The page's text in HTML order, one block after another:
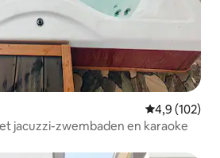
Gemiddelde
4,9 (102)
jacuzzi-zwembaden en karaoke